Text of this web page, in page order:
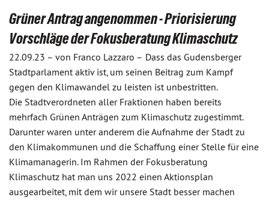
Grüner Antrag angenommen - Priorisierung
Vorschläge der Fokusberatung Klimaschutz
22.09.23 – von Franco Lazzaro – Dass das Gudensberger
Stadtparlament aktiv ist, um seinen Beitrag zum Kampf
gegen den Klimawandel zu leisten ist unbestritten.
Die Stadtverordneten aller Fraktionen haben bereits
mehrfach Grünen Anträgen zum Klimaschutz zugestimmt.
Darunter waren unter anderem die Aufnahme der Stadt zu
den Klimakommunen und die Schaffung einer Stelle für eine
Klimamanagerin. Im Rahmen der Fokusberatung
Klimaschutz hat man uns 2022 einen Aktionsplan
ausgearbeitet, mit dem wir unsere Stadt besser machen